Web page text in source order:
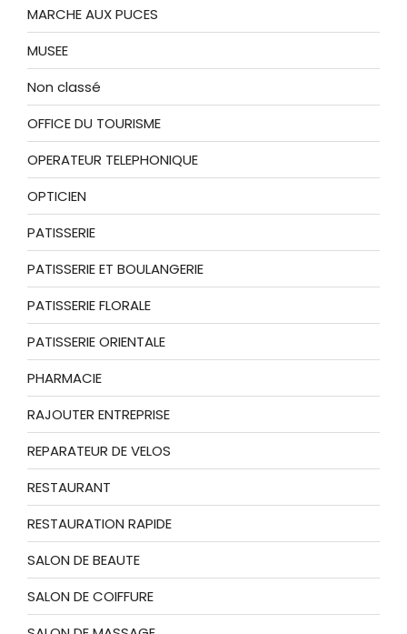
MARCHE AUX PUCES
MUSEE
Non classé
OFFICE DU TOURISME
OPERATEUR TELEPHONIQUE
OPTICIEN
PATISSERIE
PATISSERIE ET BOULANGERIE
PATISSERIE FLORALE
PATISSERIE ORIENTALE
PHARMACIE
RAJOUTER ENTREPRISE
REPARATEUR DE VELOS
RESTAURANT
RESTAURATION RAPIDE
SALON DE BEAUTE
SALON DE COIFFURE